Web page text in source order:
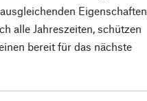
Eigenschaften
alle Jahreszeiten, schützen
bereit für das nächste